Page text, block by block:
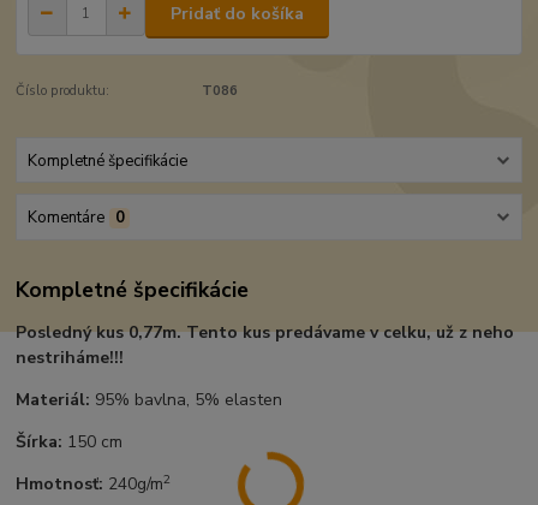
Pridať do košíka
Číslo produktu: T086
Kompletné špecifikácie
Komentáre 0
Kompletné špecifikácie
Posledný kus 0,77m. Tento kus predávame v celku, už z neho
nestriháme!!!
Materiál: 95% bavlna, 5% elasten
Šírka: 150 cm
Hmotnosť: 240g/m2